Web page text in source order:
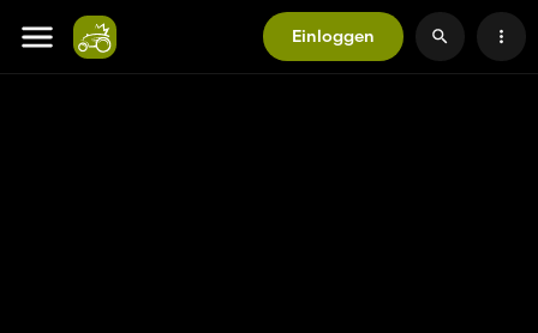
Einloggen